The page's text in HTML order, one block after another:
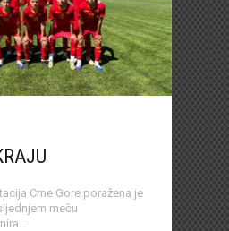
Crne Gore poražena je
meču